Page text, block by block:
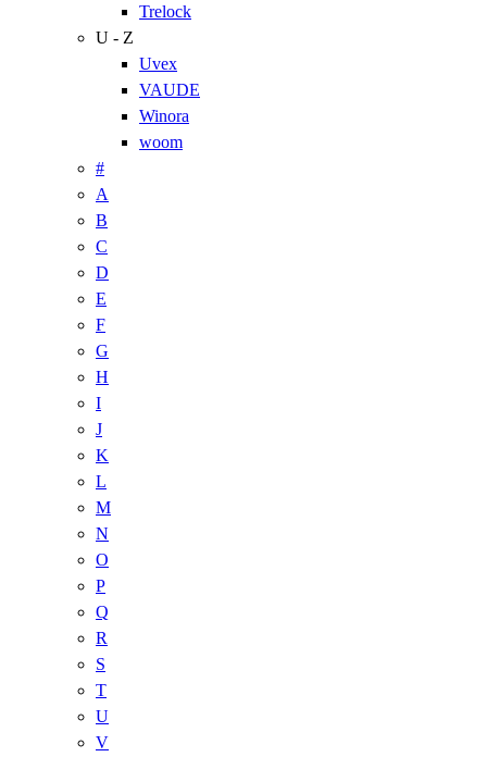
Trelock
U - Z
Uvex
VAUDE
Winora
woom
#
A
B
C
D
E
F
G
H
I
J
K
L
M
N
O
P
Q
R
S
T
U
V